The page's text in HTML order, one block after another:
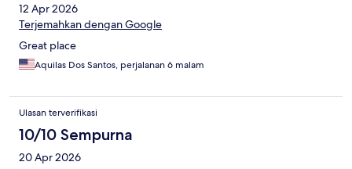
12 Apr 2026
Terjemahkan dengan Google
Great place
Aquilas Dos Santos, perjalanan 6 malam
Ulasan terverifikasi
10/10 Sempurna
20 Apr 2026